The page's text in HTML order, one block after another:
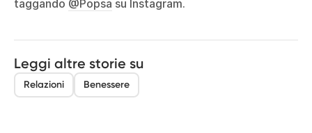
taggando @Popsa su Instagram.
Leggi altre storie su
Relazioni Benessere